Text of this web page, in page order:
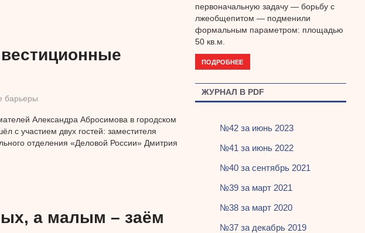
барьеры
Александра Абросимова в городском
с участием двух гостей: заместителя
отделения «Деловой России» Дмитрия
а малым – заём
первоначальную задачу — борьбу с
лжеобщепитом — подменили
формальным параметром: площадью
50 кв.м.
ПОДРОБНЕЕ
ЖУРНАЛ В PDF
№42 за июнь 2023
№41 за июнь 2022
№40 за сентябрь 2021
№39 за март 2021
№38 за март 2020
№37 за декабрь 2019